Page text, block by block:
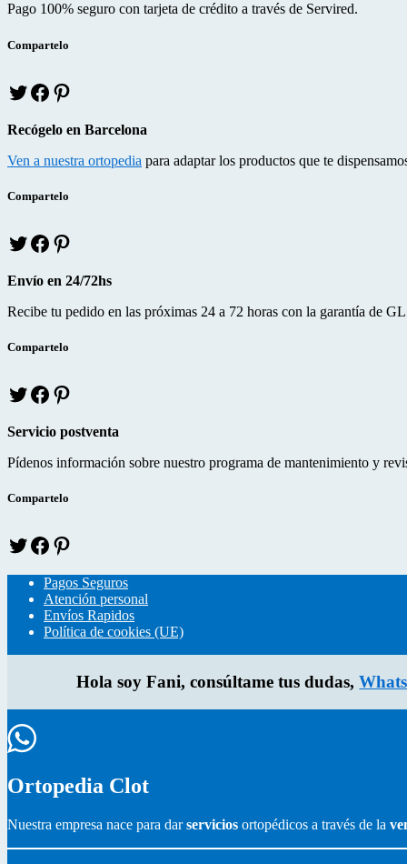
Pago 100% seguro con tarjeta de crédito a través de Servired.
Compartelo
T
w
t
e
f
c
e
o
k
t
e
r
Recógelo en Barcelona
Ven a nuestra ortopedia para adaptar los productos que te
Compartelo
T
w
t
t
e
f
e
b
o
k
n
t
r
Envío en 24/72hs
Recibe tu pedido en las próximas 24 a 72 horas con la garantía de
Compartelo
T
w
t
e
f
e
o
k
t
e
r
Servicio postventa
Pídenos información sobre nuestro programa de mantenimiento y
Compartelo
T
w
i
t
t
e
r
f
c
e
b
o
o
k
n
t
e
r
e
s
Pagos Seguros
Atención personal
Envíos Rapidos
Política de cookies (UE)
Hola soy Fani, consúltame tus dudas,
Ortopedia Clot
Nuestra empresa nace para darservicios ortopédicos a través de la